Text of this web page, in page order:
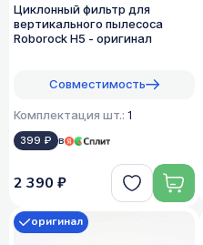
Циклонный фильтр для
вертикального пылесоса
Roborock H5 - оригинал
Совместимость
Комплектация шт.: 1
399 ₽ в
2 390 ₽
оригинал